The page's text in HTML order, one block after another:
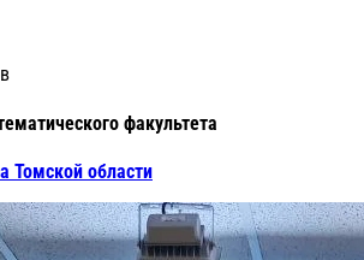
факультета
Томской области